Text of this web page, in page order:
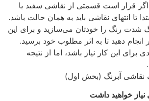
اگر قرار است قسمتی از نقاشی سفید یا
تا انتهای نقاشی باید به همان حالت باشد.
شدت رنگ را خودتان می‌سازید و برای این
انجام دهید تا به اثر مطلوب خود برسید.
این کار نیاز باشد، اما از نتیجه